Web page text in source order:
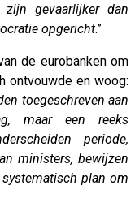
zijn gevaarlijker dan
opgericht.”
de eurobanken om
ontvouwde en woog:
toegeschreven aan
maar een reeks
periode,
ministers, bewijzen
plan om